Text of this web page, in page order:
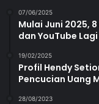
07/06/2025
Mulai Juni 2025,
dan YouTube Lagi
19/02/2025
Profil Hendy
Pencucian Uang
28/08/2023